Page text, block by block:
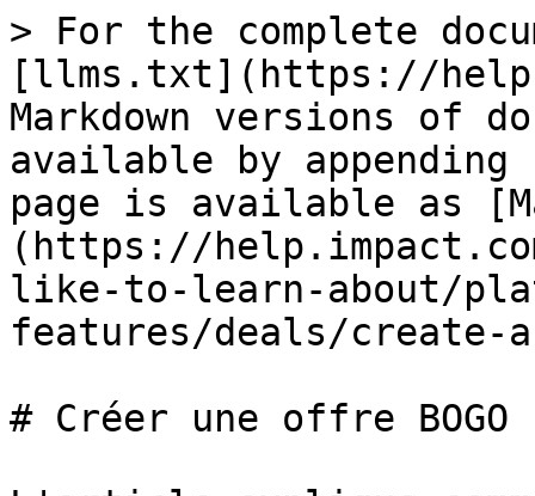
> For the complete
[llms.txt](https://
Markdown versions of
available by
page is available as
(https://
like-to-learn-about/
features/deals/create-
# Créer une offre BOGO